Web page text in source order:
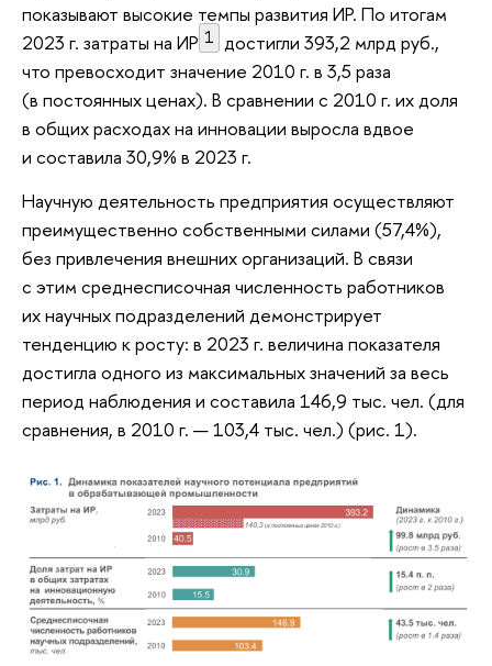
показывают высокие темпы развития ИР. По итогам
2023 г. затраты на ИР 1 достигли 393,2 млрд руб.,
что превосходит значение 2010 г. в 3,5 раза
(в постоянных ценах). В сравнении с 2010 г. их доля
в общих расходах на инновации выросла вдвое
и составила 30,9% в 2023 г.
Научную деятельность предприятия осуществляют
преимущественно собственными силами (57,4%),
без привлечения внешних организаций. В связи
с этим среднесписочная численность работников
их научных подразделений демонстрирует
тенденцию к росту: в 2023 г. величина показателя
достигла одного из максимальных значений за весь
период наблюдения и составила 146,9 тыс. чел. (для
сравнения, в 2010 г. — 103,4 тыс. чел.) (рис. 1).